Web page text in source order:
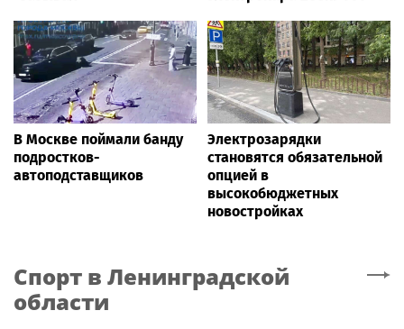
В Москве поймали банду
подростков-
автоподставщиков
Электрозарядки
становятся обязательной
опцией в
высокобюджетных
новостройках
Спорт в Ленинградской
области